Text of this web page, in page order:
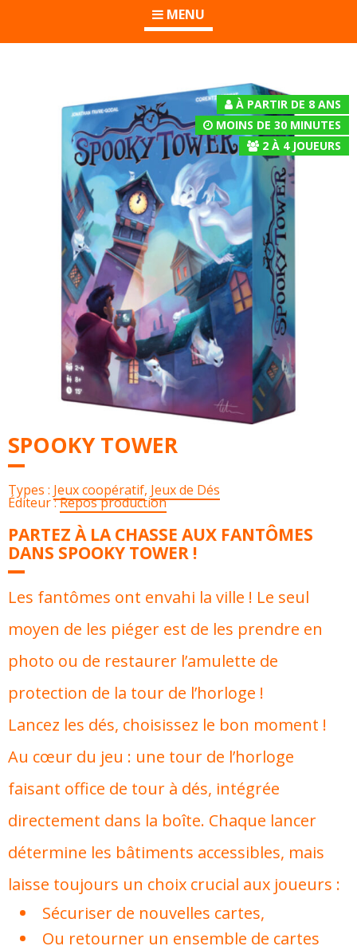
MENU
À PARTIR DE 8 ANS
MOINS DE 30 MINUTES
2 À 4JOUEURS
SPOOKY TOWER
Types : Jeux coopératif, Jeux de Dés
Éditeur :Repos production
PARTEZ À LA CHASSE AUX FANTÔMES
DANS SPOOKY TOWER !
Les fantômes ont envahi la ville ! Le seul
moyen de les piéger est de les prendre en
photo ou de restaurer l’amulette de
protection de la tour de l’horloge !
Lancez les dés, choisissez le bon moment !
Au cœur du jeu : une tour de l’horloge
faisant office de tour à dés, intégrée
directement dans la boîte. Chaque lancer
détermine les bâtiments accessibles, mais
laisse toujours un choix crucial aux joueurs :
Sécuriser de nouvelles cartes,
Ou retourner un ensemble de cartes